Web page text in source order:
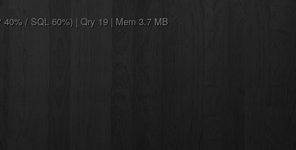
40% / SQL 60%) | Qry 19 | Mem 3.7 MB